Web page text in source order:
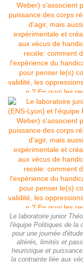
Le laboratoire junior
l'équipe Politiques de la
pour une journée
altérés, limités et
heuristique et
la contrainte liée aux